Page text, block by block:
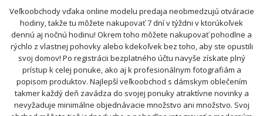
Veľkoobchody vďaka online modelu predaja neobmedzujú otváracie
hodiny, takže tu môžete nakupovať 7 dní v týždni v ktorúkoľvek
dennú aj nočnú hodinu! Okrem toho môžete nakupovať pohodlne a
rýchlo z vlastnej pohovky alebo kdekoľvek bez toho, aby ste opustili
svoj domov! Po registrácii bezplatného účtu navyše získate plný
prístup k celej ponuke, ako aj k profesionálnym fotografiám a
popisom produktov. Najlepší veľkoobchod s dámskym oblečením
takmer každý deň zavádza do svojej ponuky atraktívne novinky a
nevyžaduje minimálne objednávacie množstvo ani množstvo. Svoj